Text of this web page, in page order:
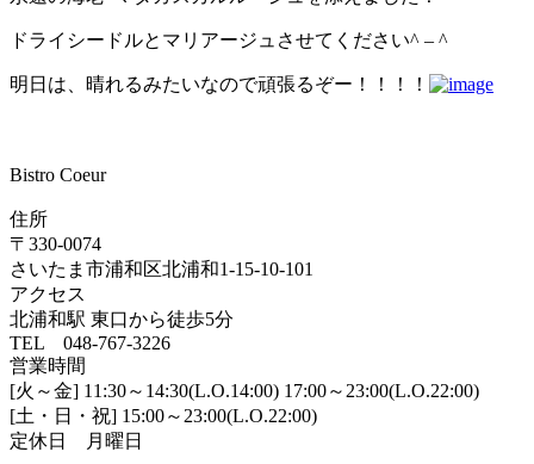
ドライシードルとマリアージュさせてください^ – ^
明日は、晴れるみたいなので頑張るぞー！！！！
Bistro Coeur
住所
〒330-0074
さいたま市浦和区北浦和1-15-10-101
アクセス
北浦和駅 東口から徒歩5分
TEL 048-767-3226
営業時間
[火～金] 11:30～14:30(L.O.14:00) 17:00～23:00(L.O.22:00)
[土・日・祝] 15:00～23:00(L.O.22:00)
定休日 月曜日